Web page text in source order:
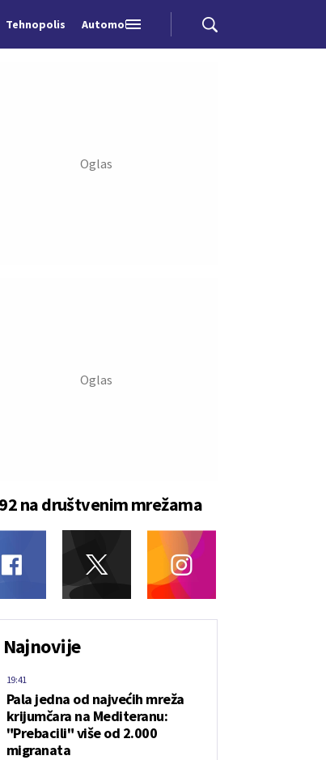
Tehnopolis Automobili
na društvenim mrežama
Najnovije
Pala jedna od najvećih mreža
krijumčara na Mediteranu:
"Prebacili" više od 2.000
migranata
19:41